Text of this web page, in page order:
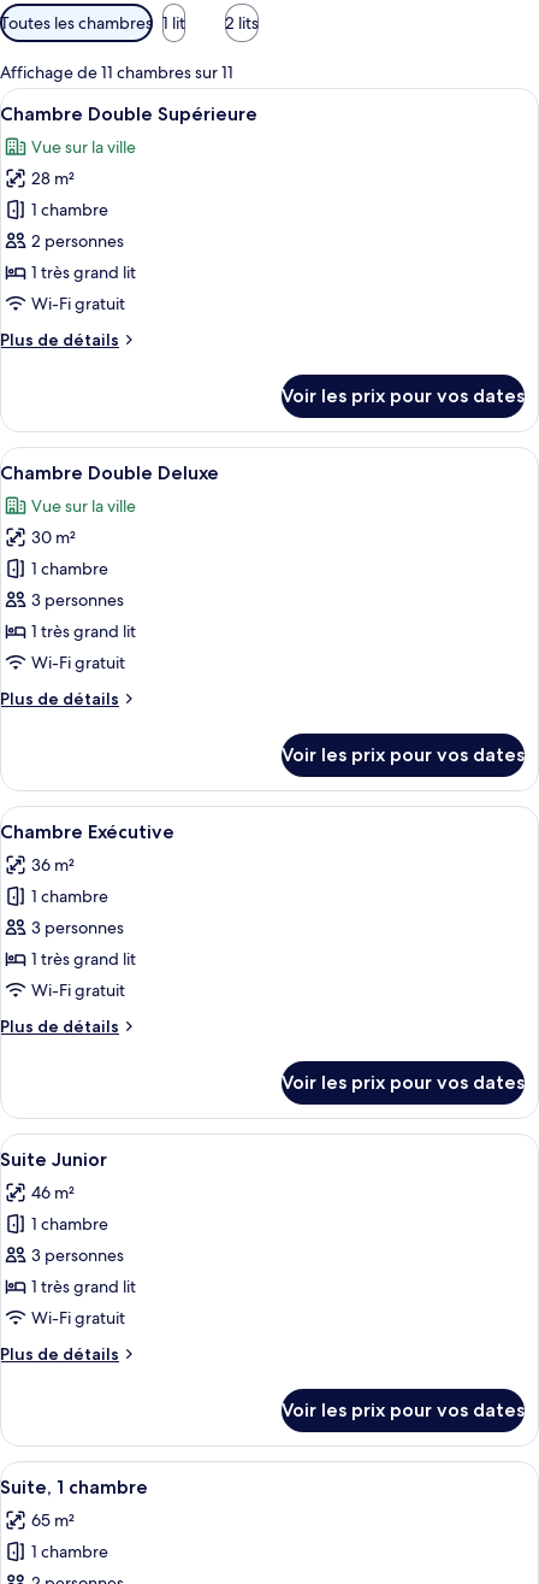
Filtres
disponibles
pour
les
chambres
Toutes les chambres 1 lit 2 lits
Affichage de 11 chambres sur 11
Afficher
toutes
les
photos
pour
ce
type
de
chambre :
Chambre
Une chambre d’hôtel moderne
6
Chambre Double Supérieure
Vue sur la ville
28 m²
1 chambre
2 personnes
1 très grand lit
Wi-Fi gratuit
Plus de détails
Plus
le
type
de
Chambre
Double
Supérieure
Voir les prix pour vos dates
Afficher
toutes
les
photos
pour
ce
type
de
chambre :
Chambre
6
Chambre Double Deluxe
Vue sur la ville
30 m²
1 chambre
3 personnes
1 très grand lit
Wi-Fi gratuit
Plus de détails
Plus
le
type
de
Chambre
Double
Voir les prix pour vos dates
Afficher
toutes
les
photos
pour
ce
type
chambre :
Une chambre d’hôtel moderne,
7
Chambre Exécutive
36 m²
1 chambre
3 personnes
1 très grand lit
Wi-Fi gratuit
Plus de détails
Plus
le
type
de
Chambre
Exécutive
Voir les prix pour vos dates
Afficher
toutes
les
photos
pour
ce
type
chambre :
Une chambre d’hôtel moderne
7
Suite Junior
46 m²
1 chambre
3 personnes
1 très grand lit
Wi-Fi gratuit
Plus de détails
Plus
le
type
de
Suite
Junior
Voir les prix pour vos dates
Afficher
toutes
les
photos
Une chambre d’hôtel avec un
7
Suite, 1 chambre
65 m²
1 chambre